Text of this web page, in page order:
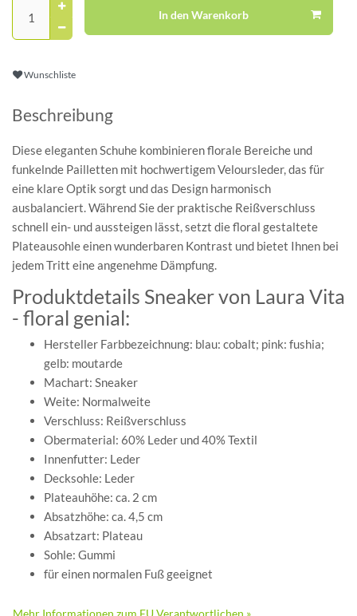
In den Warenkorb
Wunschliste
Beschreibung
Diese eleganten Schuhe kombinieren florale Bereiche und
funkelnde Pailletten mit hochwertigem Veloursleder, das für
eine klare Optik sorgt und das Design harmonisch
ausbalanciert. Während Sie der praktische Reißverschluss
schnell ein- und aussteigen lässt, setzt die floral gestaltete
Plateausohle einen wunderbaren Kontrast und bietet Ihnen bei
jedem Tritt eine angenehme Dämpfung.
Produktdetails Sneaker von Laura Vita
- floral genial:
Hersteller Farbbezeichnung: blau: cobalt; pink: fushia;
gelb: moutarde
Machart: Sneaker
Weite: Normalweite
Verschluss: Reißverschluss
Obermaterial: 60% Leder und 40% Textil
Innenfutter: Leder
Decksohle: Leder
Plateauhöhe: ca. 2 cm
Absatzhöhe: ca. 4,5 cm
Absatzart: Plateau
Sohle: Gummi
für einen normalen Fuß geeignet